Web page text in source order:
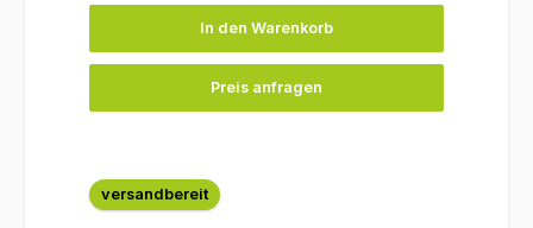
In den Warenkorb
Preis anfragen
versandbereit